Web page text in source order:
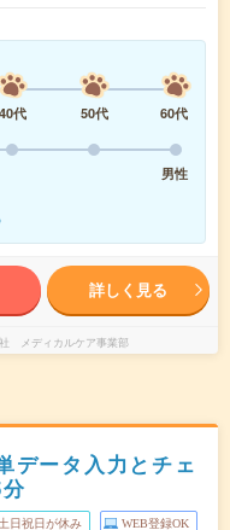
40代 50代
60代
男性
詳しく見る
メディカルケア事業部
データ入力とチェ
土日祝日が休み WEB登録OK